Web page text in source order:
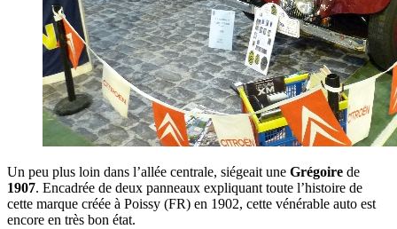
Un peu plus loin dans l’allée centrale, siégeait une Grégoire de
1907. Encadrée de deux panneaux expliquant toute l’histoire de
cette marque créée à Poissy (FR) en 1902, cette vénérable auto est
encore en très bon état.